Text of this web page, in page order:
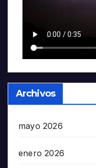
Archivos
mayo 2026
enero 2026